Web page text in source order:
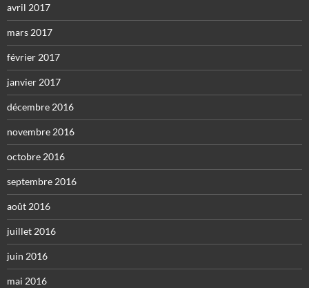
avril 2017
mars 2017
février 2017
janvier 2017
décembre 2016
novembre 2016
octobre 2016
septembre 2016
août 2016
juillet 2016
juin 2016
mai 2016